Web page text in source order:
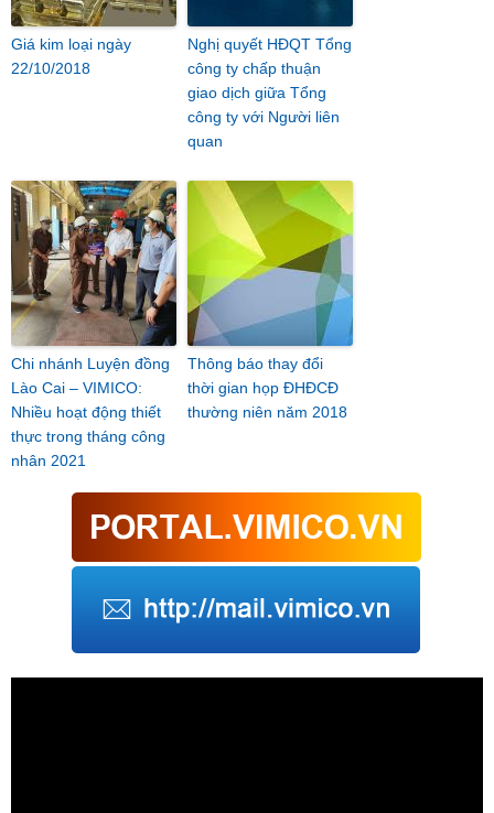
Giá kim loại ngày
22/10/2018
Nghị quyết HĐQT Tổng
công ty chấp thuận
giao dịch giữa Tổng
công ty với Người liên
quan
Chi nhánh Luyện đồng
Lào Cai – VIMICO:
Nhiều hoạt động thiết
thực trong tháng công
nhân 2021
Thông báo thay đổi
thời gian họp ĐHĐCĐ
thường niên năm 2018